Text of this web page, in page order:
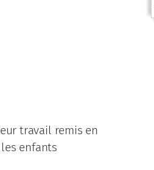
travail remis en
enfants